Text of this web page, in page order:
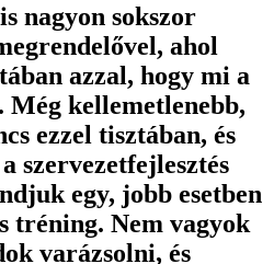
nagyon sokszor
ahol
azzal, hogy mi a
Még kellemetlenebb,
ezzel tisztában, és
szervezetfejlesztés
egy, jobb esetben
tréning. Nem vagyok
varázsolni, és